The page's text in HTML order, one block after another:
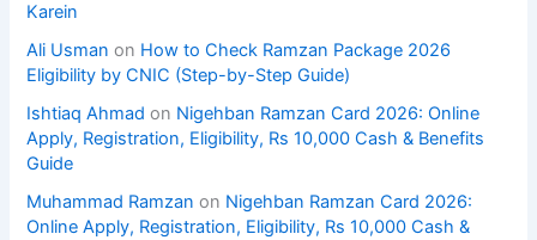
Karein
Ali Usman on How to Check Ramzan Package 2026
Eligibility by CNIC (Step-by-Step Guide)
Ishtiaq Ahmad on Nigehban Ramzan Card 2026: Online
Apply, Registration, Eligibility, Rs 10,000 Cash & Benefits
Guide
Muhammad Ramzan on Nigehban Ramzan Card 2026:
Online Apply, Registration, Eligibility, Rs 10,000 Cash &